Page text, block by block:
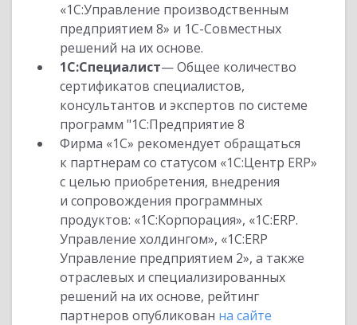
«1С:Управление производственным
предприятием 8» и 1С-Совместных
решений на их основе.
1С:Специалист— Общее количество
сертификатов специалистов,
консультантов и экспертов по системе
программ "1С:Предприятие 8
Фирма «1С» рекомендует обращаться
к партнерам со статусом «1С:Центр ERP»
с целью приобретения, внедрения
и сопровождения программных
продуктов: «1С:Корпорация», «1С:ERP.
Управление холдингом», «1С:ERP
Управление предприятием 2», а также
отраслевых и специализированных
решений на их основе, рейтинг
партнеров опубликован на сайте